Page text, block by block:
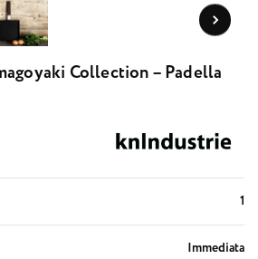
Collection – Padella
1
Immediata